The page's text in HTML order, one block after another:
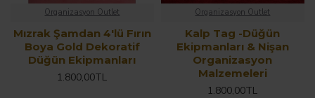
Organizasyon Outlet
Mızrak Şamdan 4'lü Fırın
Boya Gold Dekoratif
Düğün Ekipmanları
1.800,00TL
Organizasyon Outlet
Kalp Tag -Düğün
Ekipmanları & Nişan
Organizasyon
Malzemeleri
1.800,00TL